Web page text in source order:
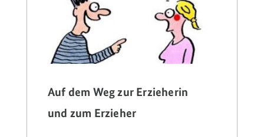
Auf dem Weg zur Erzieherin
und zum Erzieher